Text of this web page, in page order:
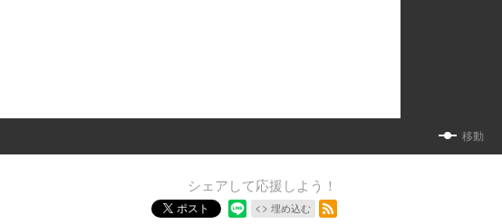
移動
シェアして応援しよう！
ポスト 埋め込む